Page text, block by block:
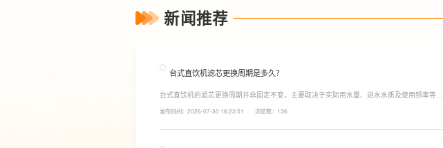
新闻推荐
台式直饮机滤芯更换周期是多久？
台式直饮机的滤芯更换周期并非固定不变，主要取决于实际用水量、进水水质及使用频率等因
命相对较长，通常在2至3年左右，而后置活性炭滤芯则建议每年更换一次以保障出水口感。
发布时间：2026-07-30 16:23:51 浏览数：136